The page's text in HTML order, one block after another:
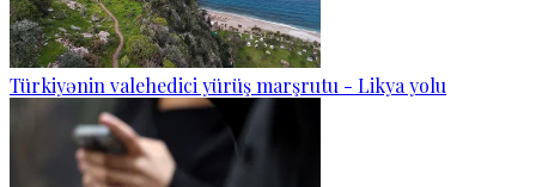
Türkiyənin valehedici yürüş marşrutu - Likya yolu